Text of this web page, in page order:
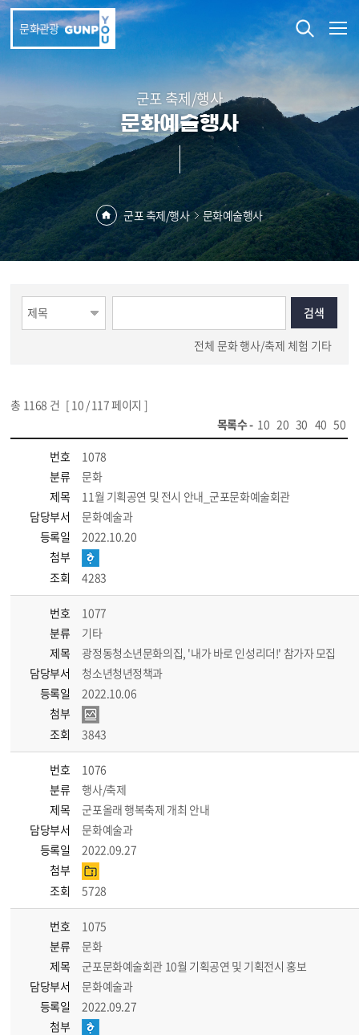
본문 바로가기
문화관광
군포 축제/행사
문화예술행사
군포 축제/행사 문화예술행사
전체 문화행사/축제 체험 기타
총 1168 건 [ 10 / 117 페이지 ]
목록수 - 10 20 30 40 50
번호
1078
분류
문화
제목
11월 기획공연 및 전시 안내_군포문화예술회관
담당부서
문화예술과
등록일
2022.10.20
첨부
조회
4283
번호
1077
분류
기타
제목
광정동청소년문화의집, '내가 바로 인성리더!' 참가자 모집
담당부서
청소년청년정책과
등록일
2022.10.06
첨부
조회
3843
번호
1076
분류
행사/축제
제목
군포올래 행복축제 개최 안내
담당부서
문화예술과
등록일
2022.09.27
첨부
조회
5728
번호
1075
분류
문화
제목
군포문화예술회관 10월 기획공연 및 기획전시 홍보
담당부서
문화예술과
등록일
2022.09.27
첨부